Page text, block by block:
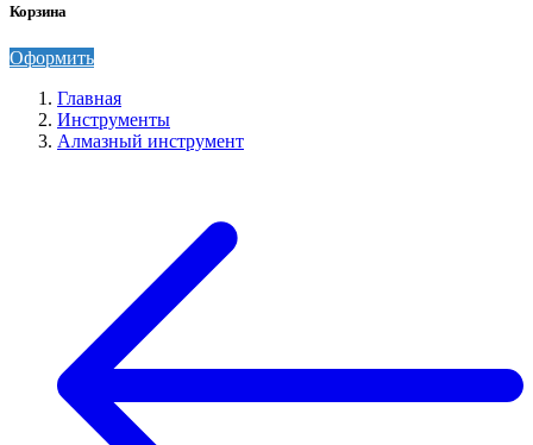
Корзина
Оформить
Главная
Инструменты
Алмазный инструмент